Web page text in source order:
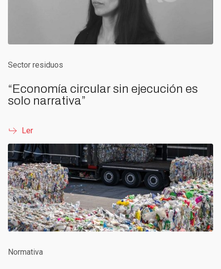
Sector residuos
“Economía circular sin ejecución es
solo narrativa”
Ler
Normativa